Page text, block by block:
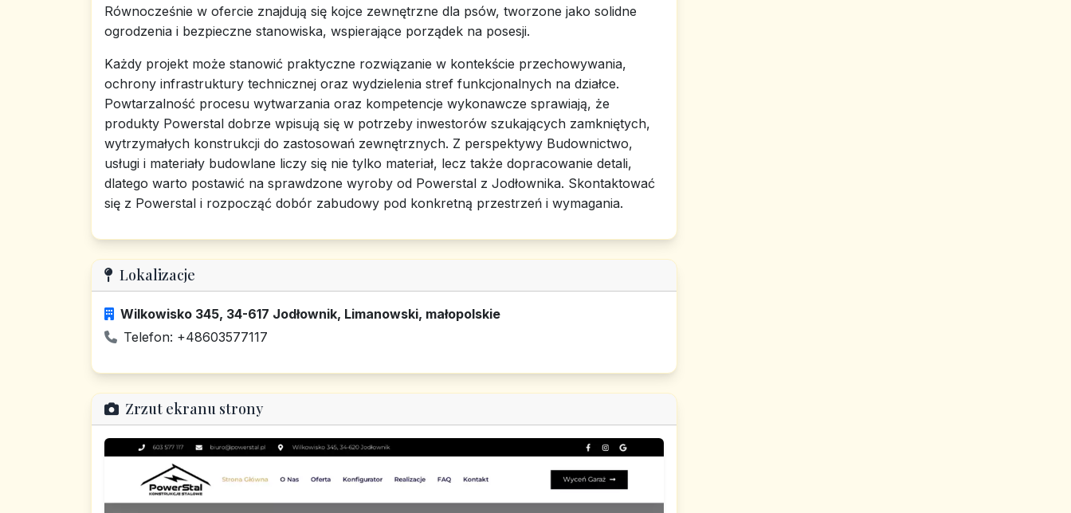
Równocześnie w ofercie znajdują się kojce zewnętrzne dla psów, tworzone jako solidne
ogrodzenia i bezpieczne stanowiska, wspierające porządek na posesji.
Każdy projekt może stanowić praktyczne rozwiązanie w kontekście przechowywania,
ochrony infrastruktury technicznej oraz wydzielenia stref funkcjonalnych na działce.
Powtarzalność procesu wytwarzania oraz kompetencje wykonawcze sprawiają, że
produkty Powerstal dobrze wpisują się w potrzeby inwestorów szukających zamkniętych,
wytrzymałych konstrukcji do zastosowań zewnętrznych. Z perspektywy Budownictwo,
usługi i materiały budowlane liczy się nie tylko materiał, lecz także dopracowanie detali,
dlatego warto postawić na sprawdzone wyroby od Powerstal z Jodłownika. Skontaktować
się z Powerstal i rozpocząć dobór zabudowy pod konkretną przestrzeń i wymagania.
Lokalizacje
Wilkowisko 345, 34-617 Jodłownik, Limanowski, małopolskie
Telefon: +48603577117
Zrzut ekranu strony